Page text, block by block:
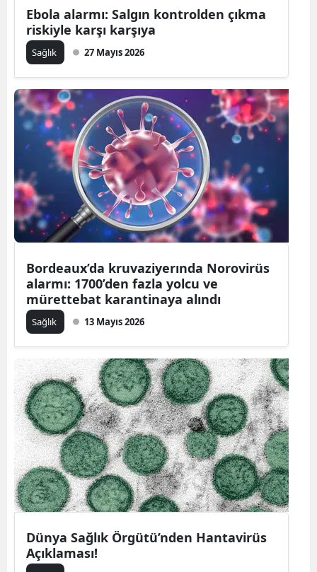
Ebola alarmı: Salgın kontrolden çıkma
riskiyle karşı karşıya
Sağlık 27 Mayıs 2026
Bordeaux’da kruvaziyerında Norovirüs
alarmı: 1700’den fazla yolcu ve
mürettebat karantinaya alındı
Sağlık 13 Mayıs 2026
Dünya Sağlık Örgütü’nden Hantavirüs
Açıklaması!